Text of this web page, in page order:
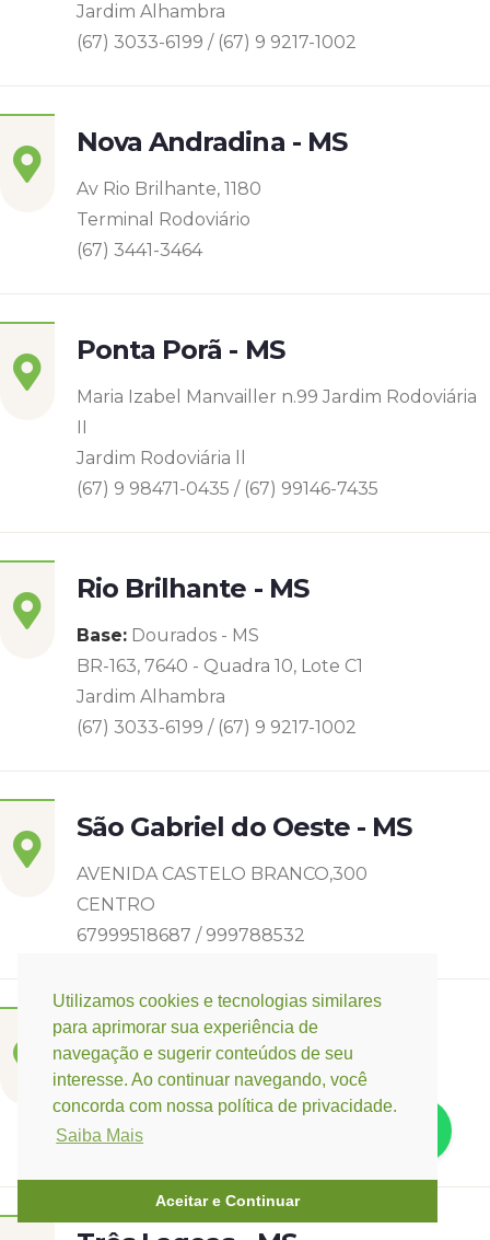
Utilizamos cookies e tecnologias similares
para aprimorar sua experiência de
navegação e sugerir conteúdos de seu
interesse. Ao continuar navegando, você
concorda com nossa política de privacidade.
Saiba Mais
Aceitar e Continuar
Jardim Alhambra
(67) 3033-6199 / (67) 9 9217-1002
Nova Andradina - MS
Av Rio Brilhante, 1180
Terminal Rodoviário
(67) 3441-3464
Ponta Porã - MS
Maria Izabel Manvailler n.99 Jardim Rodoviária
II
Jardim Rodoviária ll
(67) 9 98471-0435 / (67) 99146-7435
Rio Brilhante - MS
Base: Dourados - MS
BR-163, 7640 - Quadra 10, Lote C1
Jardim Alhambra
(67) 3033-6199 / (67) 9 9217-1002
São Gabriel do Oeste - MS
AVENIDA CASTELO BRANCO,300
CENTRO
67999518687 / 999788532
Sidrolândia - MS
RUA DIOGO CUNHA
CASCATINHA I
6799142-8006